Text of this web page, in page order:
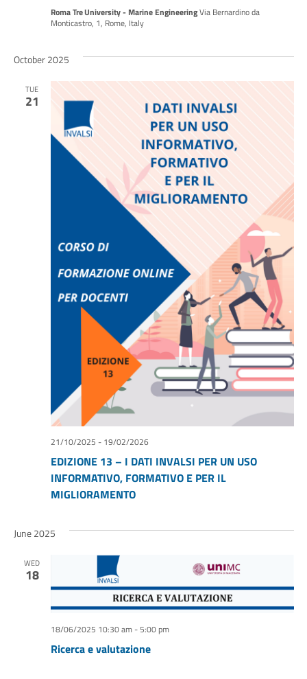
Roma Tre University - Marine EngineeringVia Bernardino da
Monticastro, 1, Rome, Italy
October 2025
TUE
21
EDIZIONE 13 – I DATI INVALSI PER UN USO
INFORMATIVO, FORMATIVO E PER IL
MIGLIORAMENTO
21/10/2025 - 19/02/2026
June 2025
WED
18
Ricerca e valutazione
18/06/2025 10:30 am-5:00 pm